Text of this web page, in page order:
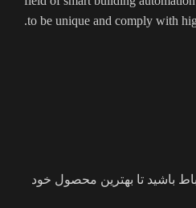
to be unique and comply with
باشید تا بهترین محصول خود